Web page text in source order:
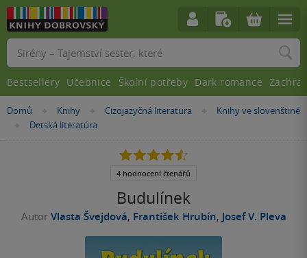
Nacházíte
Domů »Knihy »Cizojazyčná literatura »
Knihy ve slovenštině
»
Detská literatúra
Budulínek
Autor Vlasta Švejdová, František Hrubín, Josef V. Pleva
4.5
5
4 hodnocení čtenářů
Vyhledávání
Bestsellery Učebnice Školní potřeby Dark romance